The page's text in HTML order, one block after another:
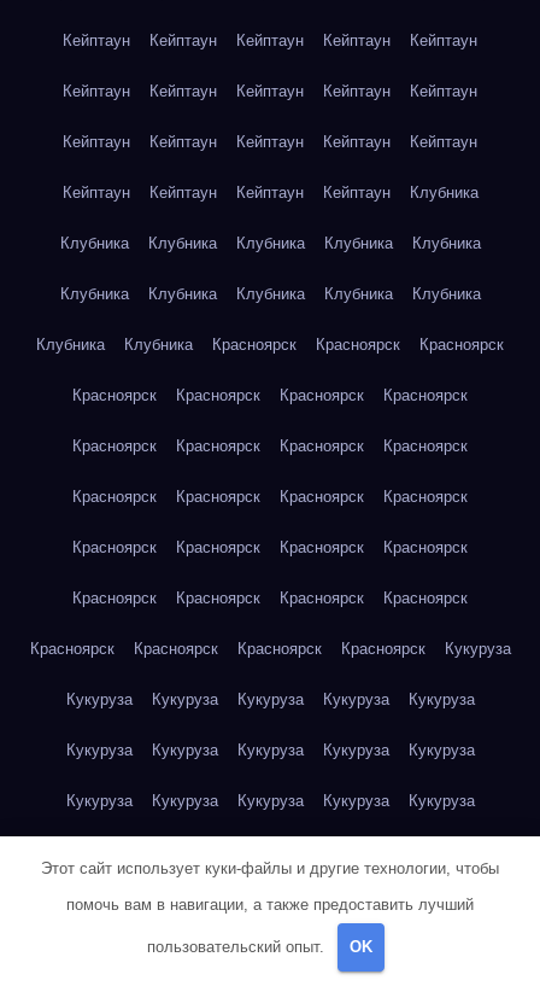
Кейптаун Кейптаун Кейптаун Кейптаун Кейптаун
Кейптаун Кейптаун Кейптаун Кейптаун Кейптаун
Кейптаун Кейптаун Кейптаун Кейптаун Кейптаун
Кейптаун Кейптаун Кейптаун Кейптаун Клубника
Клубника Клубника Клубника Клубника Клубника
Клубника Клубника Клубника Клубника Клубника
Клубника Клубника Красноярск Красноярск Красноярск
Красноярск Красноярск Красноярск Красноярск
Красноярск Красноярск Красноярск Красноярск
Красноярск Красноярск Красноярск Красноярск
Красноярск Красноярск Красноярск Красноярск
Красноярск Красноярск Красноярск Красноярск
Красноярск Красноярск Красноярск Красноярск Кукуруза
Кукуруза Кукуруза Кукуруза Кукуруза Кукуруза
Кукуруза Кукуруза Кукуруза Кукуруза Кукуруза
Кукуруза Кукуруза Кукуруза Кукуруза Кукуруза
Куриная грудка Куриная грудка Куриная грудка
Куриная грудка Куриная грудка Куриная грудка
Этот сайт использует куки-файлы и другие технологии, чтобы
помочь вам в навигации, а также предоставить лучший
пользовательский опыт. OK